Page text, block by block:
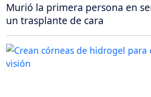
Murió la primera persona en
un trasplante de cara